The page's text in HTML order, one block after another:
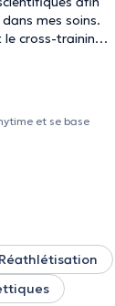
mes soins.
le cross-training,
Mon
long terme.
et se base
Réathlétisation